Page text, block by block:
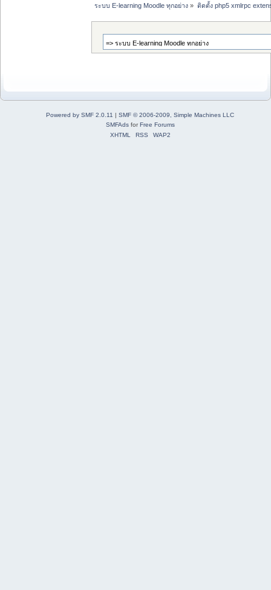
ระบบ E-learning Moodle ทุกอย่าง » ติดตั้ง php5 xmlrpc
Powered by SMF 2.0.11 | SMF © 2006-2009, Simple Machines LLC
SMFAdsforFree Forums
XHTML
RSS WAP2